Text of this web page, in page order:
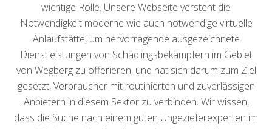
wichtige Rolle. Unsere Webseite versteht die
Notwendigkeit moderne wie auch notwendige virtuelle
Anlaufstätte, um hervorragende ausgezeichnete
Dienstleistungen von Schädlingsbekämpfern im Gebiet
von Wegberg zu offerieren, und hat sich darum zum Ziel
gesetzt, Verbraucher mit routinierten und zuverlässigen
Anbietern in diesem Sektor zu verbinden. Wir wissen,
dass die Suche nach einem guten Ungezieferexperten im